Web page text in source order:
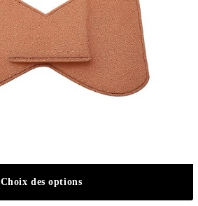
Choix des options